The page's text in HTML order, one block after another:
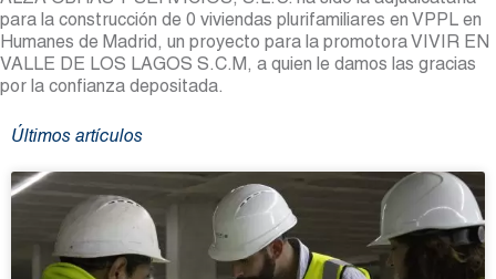
para la construcción de 0 viviendas plurifamiliares en VPPL en
Humanes de Madrid, un proyecto para la promotora VIVIR EN
VALLE DE LOS LAGOS S.C.M, a quien le damos las gracias
por la confianza depositada.
Últimos artículos